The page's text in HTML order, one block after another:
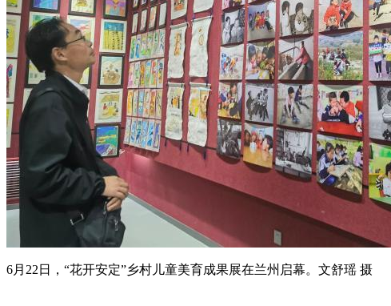
6月22日，“花开安定”乡村儿童美育成果展在兰州启幕。文舒瑶 摄